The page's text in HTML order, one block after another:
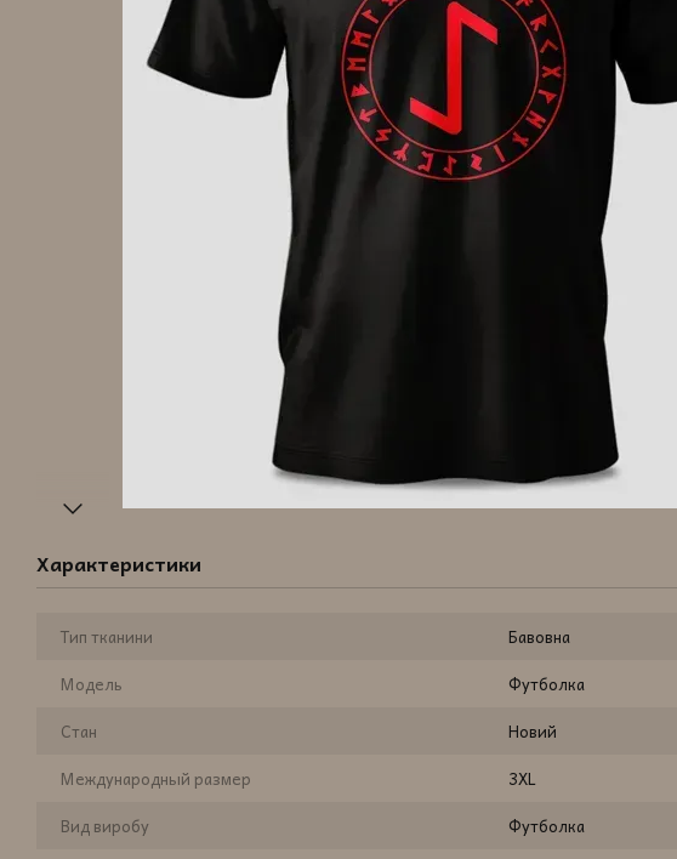
Характеристики
Тип тканини
Бавовна
Модель
Футболка
Стан
Новий
Международный размер
3XL
Вид виробу
Футболка